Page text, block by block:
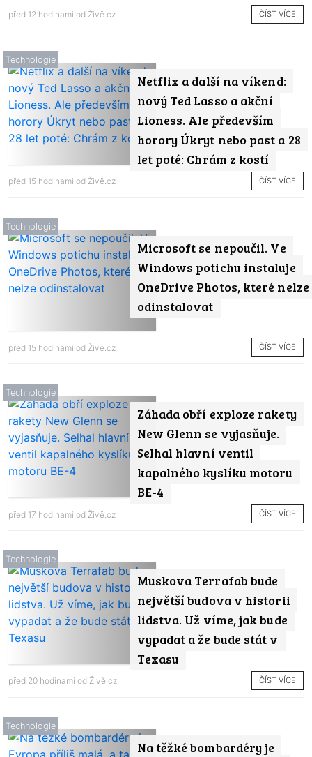
před 12 hodinami od Živě.cz ČÍST VÍCE
Netflix a další na víkend:
nový Ted Lasso a akční
Lioness. Ale především
horory Úkryt nebo past a 28
let poté: Chrám z kostí
Technologie
před 15 hodinami od Živě.cz ČÍST VÍCE
Microsoft se nepoučil. Ve
Windows potichu instaluje
OneDrive Photos, které nelze
odinstalovat
Technologie
před 15 hodinami od Živě.cz ČÍST VÍCE
Záhada obří exploze rakety
New Glenn se vyjasňuje.
Selhal hlavní ventil
kapalného kyslíku motoru
BE-4
Technologie
před 17 hodinami od Živě.cz ČÍST VÍCE
Muskova Terrafab bude
největší budova v historii
lidstva. Už víme, jak bude
vypadat a že bude stát v
Texasu
Technologie
před 20 hodinami od Živě.cz ČÍST VÍCE
Na těžké bombardéry je
Technologie